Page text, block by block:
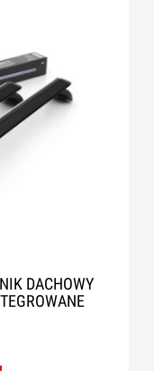
DACHOWY